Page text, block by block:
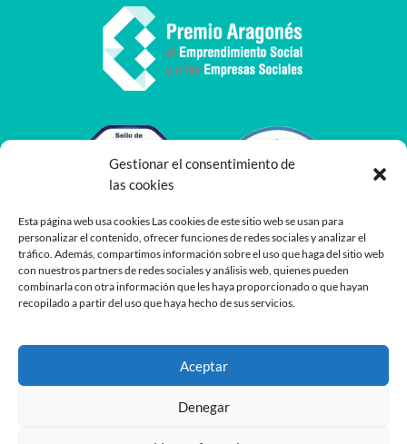
Gestionar el consentimiento de
las cookies
Esta página web usa cookies Las cookies de este sitio web se usan para
personalizar el contenido, ofrecer funciones de redes sociales y analizar el
tráfico. Además, compartimos información sobre el uso que haga del sitio web
con nuestros partners de redes sociales y análisis web, quienes pueden
combinarla con otra información que les haya proporcionado o que hayan
recopilado a partir del uso que haya hecho de sus servicios.
Aceptar
Denegar